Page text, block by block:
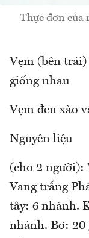
Thực đơn của
Vẹm (bên trái)
giống nhau
Vẹm đen xào
Nguyên liệu
(cho 2 người):
Vang trắng
tây: 6 nhánh.
nhánh. Bơ: 20